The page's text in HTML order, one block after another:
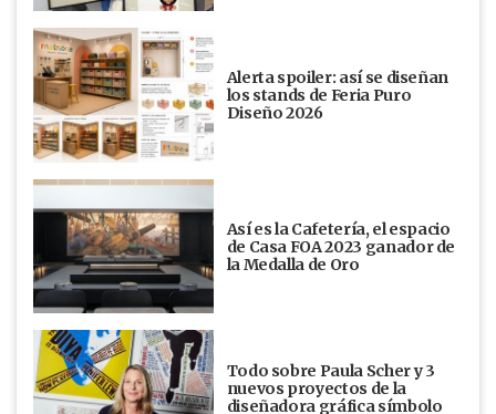
Alerta spoiler: así se diseñan
los stands de Feria Puro
Diseño 2026
Así es la Cafetería, el espacio
de Casa FOA 2023 ganador de
la Medalla de Oro
Todo sobre Paula Scher y 3
nuevos proyectos de la
diseñadora gráfica símbolo